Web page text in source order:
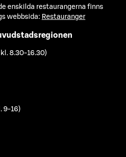
enskilda restaurangerna finns
webbsida: Restauranger
8.30-16.30)
9-16)